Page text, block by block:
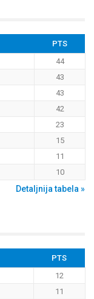
PTS
44
43
43
42
23
15
11
10
Detaljnija tabela »
PTS
12
11